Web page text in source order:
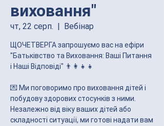
виховання"
чт, 22 серп.
  |
Вебінар
ЩОЧЕТВЕРГА запрошуємо вас на ефіри
"Батьківство та Виховання: Ваші Питання
і Наші Відповіді" 👨‍👩‍👧‍👧
💌 Ми поговоримо про виховання дітей і
побудову здорових стосунків з ними.
Незалежно від віку ваших дітей або
складності ситуації, ми готові надати вам